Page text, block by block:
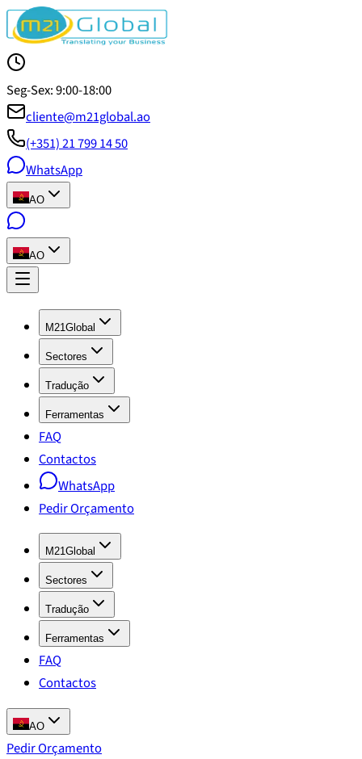
Seg-Sex: 9:00-18:00
cliente@m21global.ao
(+351) 21 799 14 50
WhatsApp
AO
AO
M21Global
Sectores
Tradução
Ferramentas
FAQ
Contactos
WhatsApp
Pedir Orçamento
M21Global
Sectores
Tradução
Ferramentas
FAQ
Contactos
AO
Pedir Orçamento